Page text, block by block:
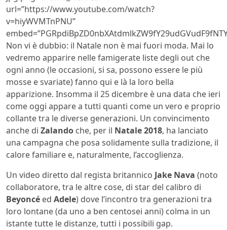
url=”https://www.youtube.com/watch?
v=hiyWVMTnPNU”
Non vi è dubbio: il Natale non è mai fuori moda. Mai lo
vedremo apparire nelle famigerate liste degli out che
ogni anno (le occasioni, si sa, possono essere le più
mosse e svariate) fanno qui e là la loro bella
apparizione. Insomma il 25 dicembre è una data che ieri
come oggi appare a tutti quanti come un vero e proprio
collante tra le diverse generazioni. Un convincimento
anche di Zalando che, per il Natale 2018, ha lanciato
una campagna che posa solidamente sulla tradizione, il
calore familiare e, naturalmente, l’accoglienza.
Un video diretto dal regista britannico Jake Nava (noto
collaboratore, tra le altre cose, di star del calibro di
Beyoncé ed Adele) dove l’incontro tra generazioni tra
loro lontane (da uno a ben centosei anni) colma in un
istante tutte le distanze, tutti i possibili gap.